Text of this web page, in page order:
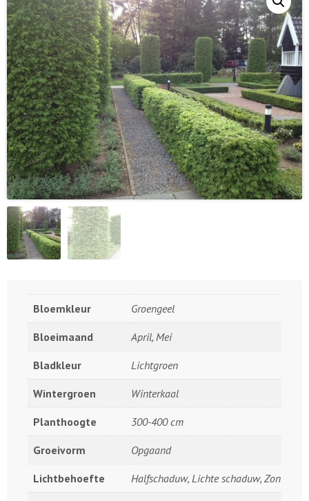
Bloemkleur Groengeel
Bloeimaand April, Mei
Bladkleur Lichtgroen
Wintergroen Winterkaal
Planthoogte 300-400 cm
Groeivorm Opgaand
Lichtbehoefte Halfschaduw, Lichte schaduw, Zon